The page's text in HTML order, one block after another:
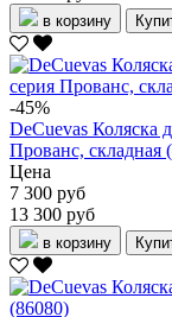
в корзину
-45%
DeCuevas Коляска
Прованс, складная
Цена
7 300 руб
13 300 руб
в корзину